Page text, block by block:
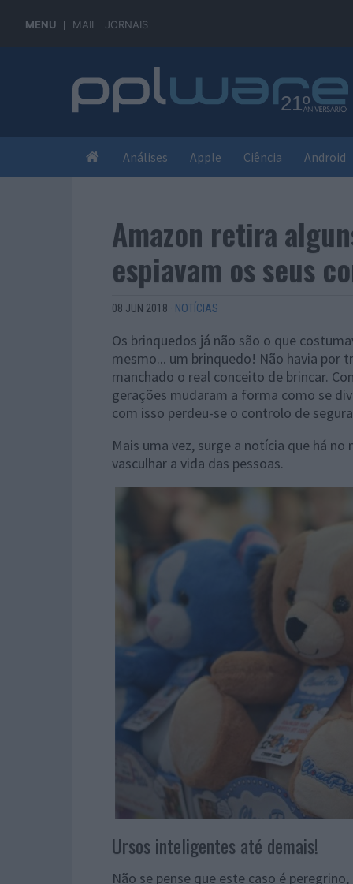
MENU MAIL JORNAIS
Análises Apple Ciência Android
Amazon retira
espiavam os seus
08 JUN 2018 · NOTÍCIAS
Os brinquedos já não são o que
mesmo... um brinquedo! Não havia
manchado o real conceito de brincar.
gerações mudaram a forma como se
com isso perdeu-se o controlo de
Mais uma vez, surge a notícia que há
vasculhar a vida das pessoas.
Ursos inteligentes até demais!
Não se pense que este caso é